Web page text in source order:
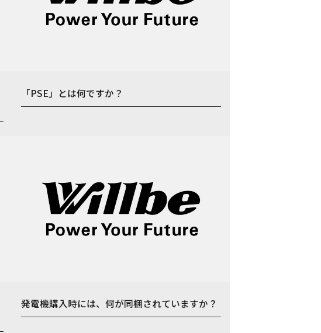
「PSE」とは何ですか？
発電機購入時には、何が同梱されていますか？